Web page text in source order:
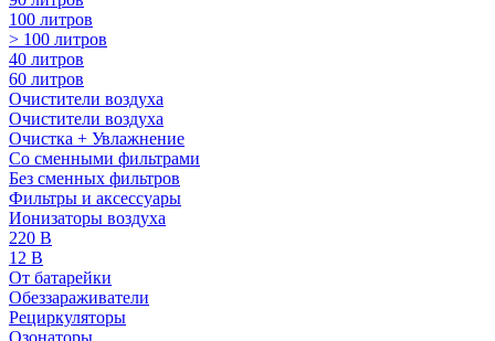
100 литров
> 100 литров
40 литров
60 литров
Очистители воздуха
Очистители воздуха
Очистка + Увлажнение
Cо сменными фильтрами
Без сменных фильтров
Фильтры и аксессуары
Ионизаторы воздуха
220 В
12 В
От батарейки
Обеззараживатели
Рециркуляторы
Озонаторы